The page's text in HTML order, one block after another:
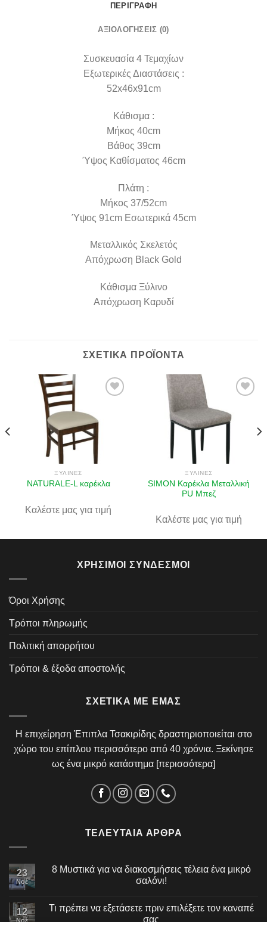
ΠΕΡΙΓΡΑΦΉ
ΑΞΙΟΛΟΓΉΣΕΙΣ (0)
Συσκευασία 4 Τεμαχίων
Εξωτερικές Διαστάσεις :
52x46x91cm
Κάθισμα :
Μήκος 40cm
Βάθος 39cm
Ύψος Καθίσματος 46cm
Πλάτη :
Μήκος 37/52cm
Ύψος 91cm Εσωτερικά 45cm
Μεταλλικός Σκελετός
Απόχρωση Black Gold
Κάθισμα Ξύλινο
Απόχρωση Καρυδί
ΣΧΕΤΙΚΆ ΠΡΟΪΌΝΤΑ
Πρόσθήκη
στην λίστα
επιθυμιών
ΞΎΛΙΝΕΣ
NATURALE-L καρέκλα
Καλέστε μας για τιμή
Πρόσθήκη
ΞΎΛΙΝΕΣ
SIMON Καρέκλα Μεταλλική
PU Μπεζ
Καλέστε μας για τιμή
ΧΡΉΣΙΜΟΙ ΣΎΝΔΕΣΜΟΙ
Όροι Χρήσης
Τρόποι πληρωμής
Πολιτική απορρήτου
Τρόποι & έξοδα αποστολής
ΣΧΕΤΙΚΆ ΜΕ ΕΜΆΣ
Η επιχείρηση Έπιπλα Τσακιρίδης δραστηριοποιείται στο
χώρο του επίπλου περισσότερο από 40 χρόνια. Ξεκίνησε
ως ένα μικρό κατάστημα [περισσότερα]
ΤΕΛΕΥΤΑΊΑ ΆΡΘΡΑ
23
Νοέ
8 Μυστικά για να διακοσμήσεις τέλεια ένα μικρό
σαλόνι!
12
Νοέ
Τι πρέπει να εξετάσετε πριν επιλέξετε τον καναπέ
σας